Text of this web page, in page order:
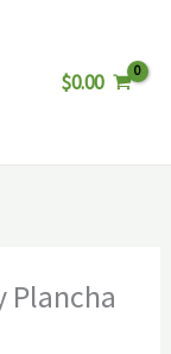
$0.00
Plancha